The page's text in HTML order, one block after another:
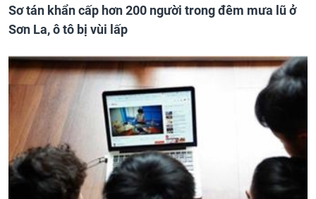
Sơ tán khẩn cấp hơn 200 người trong đêm mưa lũ ở
Sơn La, ô tô bị vùi lấp